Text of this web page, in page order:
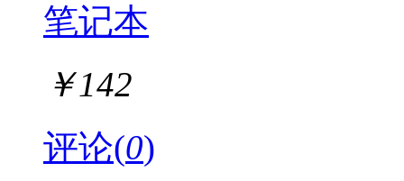
笔记本
￥142
评论(0)